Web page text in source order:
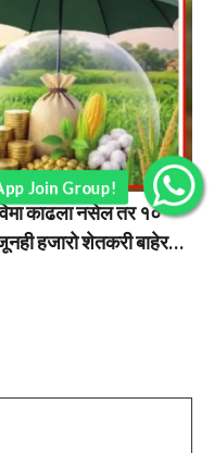
काढला नसेल तर १०
हजारो शेतकरी बाहेर…
Join Group!